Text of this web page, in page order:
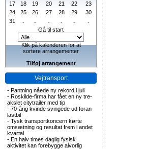
17
18 19 20 21 22
23
24
25 26 27 28 29
30
31
- - - - -
-
Gå til start
Klik på kalenderen for at
sortere arrangementer
Tilføj arrangement
Vejtransport
- Pantning nåede ny rekord i juli
- Roskilde-firma har fået en ny tre-
akslet citytrailer med tip
- 70-årig kvinde svingede ud foran
lastbil
- Tysk transportkoncern kørte
omsætning og resultat frem i andet
kvartal
- En halv times daglig fysisk
aktivitet kan forebygge alvorlig